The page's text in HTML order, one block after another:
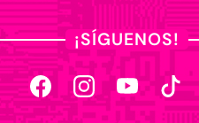
¡SÍGUENOS!